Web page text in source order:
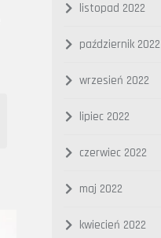
listopad 2022
październik 2022
wrzesień 2022
lipiec 2022
czerwiec 2022
maj 2022
kwiecień 2022